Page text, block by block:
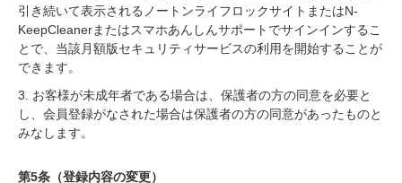
引き続いて表示されるノートンライフロックサイトまたはN-
KeepCleanerまたはスマホあんしんサポートでサインインするこ
とで、当該月額版セキュリティサービスの利用を開始することが
できます。
3. お客様が未成年者である場合は、保護者の方の同意を必要と
し、会員登録がなされた場合は保護者の方の同意があったものと
みなします。
第5条（登録内容の変更）